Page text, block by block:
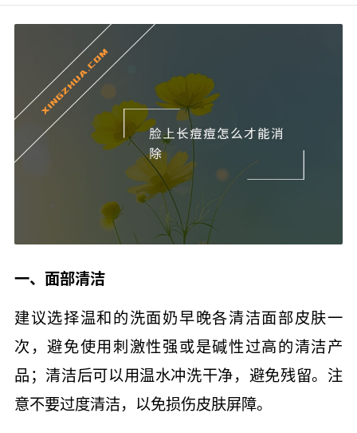
一、面部清洁
建议选择温和的洗面奶早晚各清洁面部皮肤一
次，避免使用刺激性强或是碱性过高的清洁产
品；清洁后可以用温水冲洗干净，避免残留。注
意不要过度清洁，以免损伤皮肤屏障。